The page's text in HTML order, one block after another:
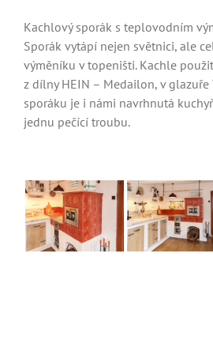
Kachlový sporák s teplovodním
Sporák vytápí nejen světnici, ale
výměníku v topeništi. Kachle
z dílny HEIN – Medailon, v glazuře
sporáku je i námi navrhnutá
jednu pečící troubu.